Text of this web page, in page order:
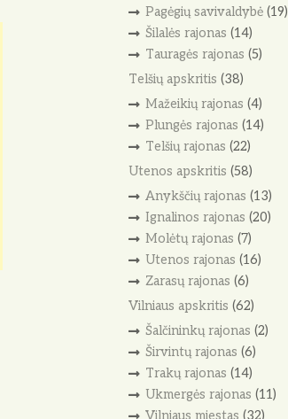
Pagėgių savivaldybė(19)
Šilalės rajonas (14)
Tauragės rajonas (5)
Telšių apskritis (38)
Mažeikių rajonas (4)
Plungės rajonas (14)
Telšių rajonas (22)
Utenos apskritis (58)
Anykščių rajonas (13)
Ignalinos rajonas (20)
Molėtų rajonas (7)
Utenos rajonas (16)
Zarasų rajonas (6)
Vilniaus apskritis (62)
Šalčininkų rajonas (2)
Širvintų rajonas (6)
Trakų rajonas (14)
Ukmergės rajonas (11)
Vilniaus miestas (32)